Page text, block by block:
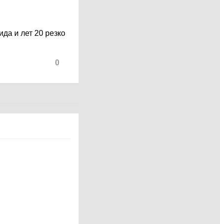
и лет 20 резко
0